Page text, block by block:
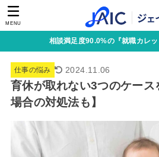
MENU
相談満足度90.0%の『就職カレ
仕事の悩み 2024.11.06
育休が取れない3つのケース
場合の対処法も】